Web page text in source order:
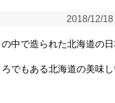
2018/12/18
中で造られた北海道の
でもある北海道の美味